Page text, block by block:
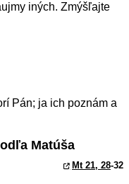
iných. Zmýšľajte
Pán; ja ich poznám a
Matúša
Mt 21, 28-32